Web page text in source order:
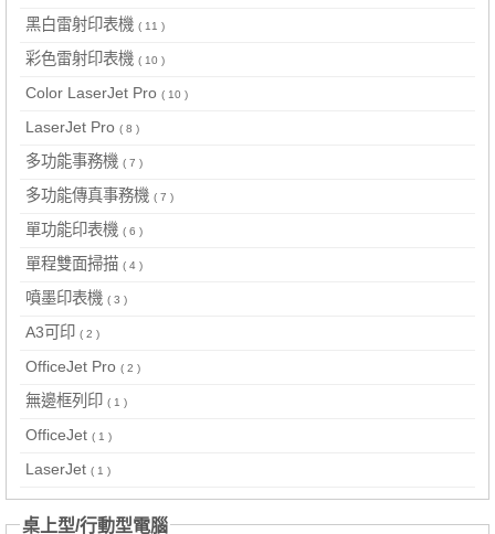
黑白雷射印表機 ( 11 )
彩色雷射印表機 ( 10 )
Color LaserJet Pro ( 10 )
LaserJet Pro ( 8 )
多功能事務機 ( 7 )
多功能傳真事務機 ( 7 )
單功能印表機 ( 6 )
單程雙面掃描 ( 4 )
噴墨印表機 ( 3 )
A3可印 ( 2 )
OfficeJet Pro ( 2 )
無邊框列印 ( 1 )
OfficeJet ( 1 )
LaserJet ( 1 )
桌上型/行動型電腦